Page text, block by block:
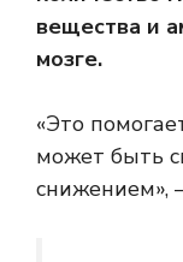
вещества и
мозге.
«Это
может быть
снижением»,